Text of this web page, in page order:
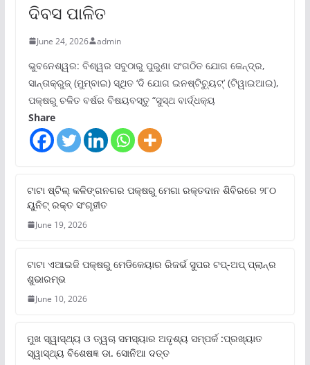
ଦିବସ ପାଳିତ
June 24, 2026 admin
ଭୁବନେଶ୍ୱର: ବିଶ୍ୱର ସବୁଠାରୁ ପୁରୁଣା ସଂଗଠିତ ଯୋଗ କେନ୍ଦ୍ର,
ସାନ୍ତାକ୍ରୁଜ୍ (ମୁମ୍ବାଇ) ସ୍ଥିତ ‘ଦି ଯୋଗ ଇନଷ୍ଟିଚ୍ୟୁଟ୍‌’ (ଟିୱାଇଆଇ),
ପକ୍ଷରୁ ଚଳିତ ବର୍ଷର ବିଷୟବସ୍ତୁ “ସୁସ୍ଥ ବାର୍ଦ୍ଧକ୍ୟ
Share
ଟାଟା ଷ୍ଟିଲ୍‌ କଳିଙ୍ଗନଗର ପକ୍ଷରୁ ମେଗା ରକ୍ତଦାନ ଶିବିରରେ ୨୮୦
ୟୁନିଟ୍‌ ରକ୍ତ ସଂଗୃହୀତ
June 19, 2026
ଟାଟା ଏଆଇଜି ପକ୍ଷରୁ ମେଡିକେୟାର ରିଜର୍ଭ ସୁପର ଟପ୍‌-ଅପ୍ ପ୍ଲାନ୍‌ର
ଶୁଭାରମ୍ଭ
June 10, 2026
ମୁଖ ସ୍ୱାସ୍ଥ୍ୟ ଓ ତ୍ୱଚା ସମସ୍ୟାର ଅଦୃଶ୍ୟ ସମ୍ପର୍କ :ପ୍ରଖ୍ୟାତ
ସ୍ୱାସ୍ଥ୍ୟ ବିଶେଷଜ୍ଞ ଡା. ସୋନିଆ ଦତ୍ତ